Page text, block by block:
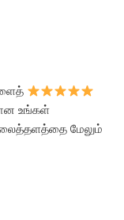
உங்கள்
மேலும்